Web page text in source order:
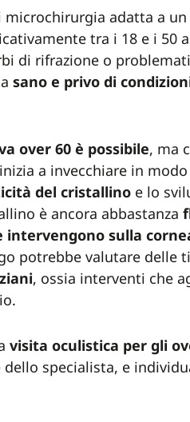
adatta a
tra i 18 e i 50
di rifrazione o
sano e privo di
over 60 è possibile, ma
inizia a invecchiare in
del cristallino e lo
è ancora abbastanza
intervengono sulla
potrebbe valutare delle
, ossia interventi che
visita oculistica per gli
specialista, e